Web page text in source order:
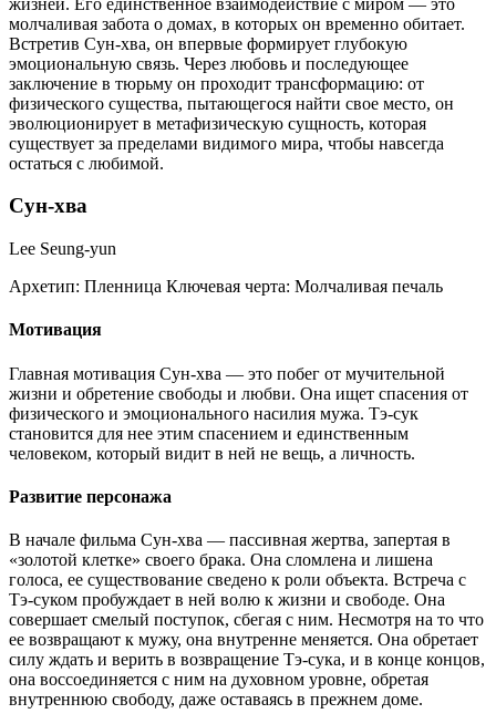
молчаливая забота о домах, в которых он временно обитает.
Встретив Сун-хва, он впервые формирует глубокую
эмоциональную связь. Через любовь и последующее
заключение в тюрьму он проходит трансформацию: от
физического существа, пытающегося найти свое место, он
эволюционирует в метафизическую сущность, которая
существует за пределами видимого мира, чтобы навсегда
остаться с любимой.
Сун-хва
Lee Seung-yun
Архетип: Пленница Ключевая черта: Молчаливая печаль
Мотивация
Главная мотивация Сун-хва — это побег от мучительной
жизни и обретение свободы и любви. Она ищет спасения от
физического и эмоционального насилия мужа. Тэ-сук
становится для нее этим спасением и единственным
человеком, который видит в ней не вещь, а личность.
Развитие персонажа
В начале фильма Сун-хва — пассивная жертва, запертая в
«золотой клетке» своего брака. Она сломлена и лишена
голоса, ее существование сведено к роли объекта. Встреча с
Тэ-суком пробуждает в ней волю к жизни и свободе. Она
совершает смелый поступок, сбегая с ним. Несмотря на то что
ее возвращают к мужу, она внутренне меняется. Она обретает
силу ждать и верить в возвращение Тэ-сука, и в конце концов,
она воссоединяется с ним на духовном уровне, обретая
внутреннюю свободу, даже оставаясь в прежнем доме.